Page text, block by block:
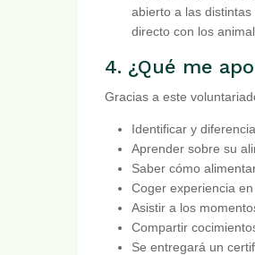
abierto a las
directo con los
4. ¿Qué me
Gracias a este
Identificar y
Aprender sobre su
Saber cómo
Coger experiencia
Asistir a los
Compartir
Se entregará un